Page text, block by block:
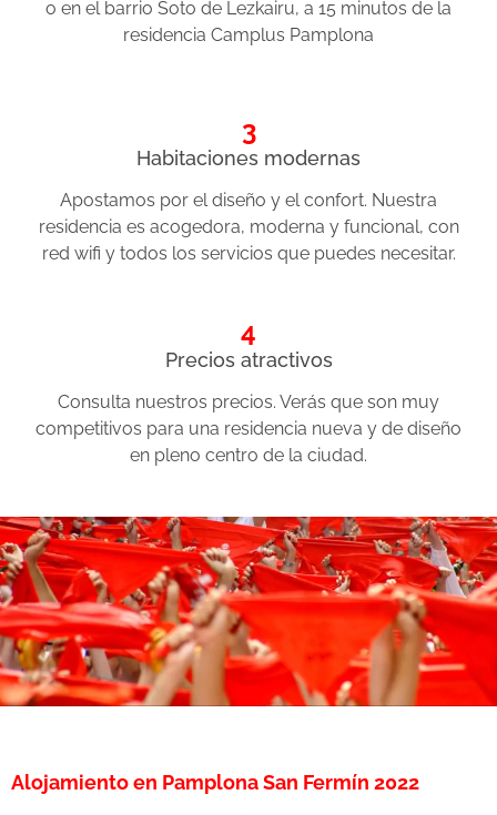
o en el barrio Soto de Lezkairu, a 15 minutos de la
residencia Camplus Pamplona
3
Habitaciones modernas
Apostamos por el diseño y el confort. Nuestra
residencia es acogedora, moderna y funcional, con
red wifi y todos los servicios que puedes necesitar.
4
Precios atractivos
Consulta nuestros precios. Verás que son muy
competitivos para una residencia nueva y de diseño
en pleno centro de la ciudad.
Alojamiento en Pamplona San Fermín 2022